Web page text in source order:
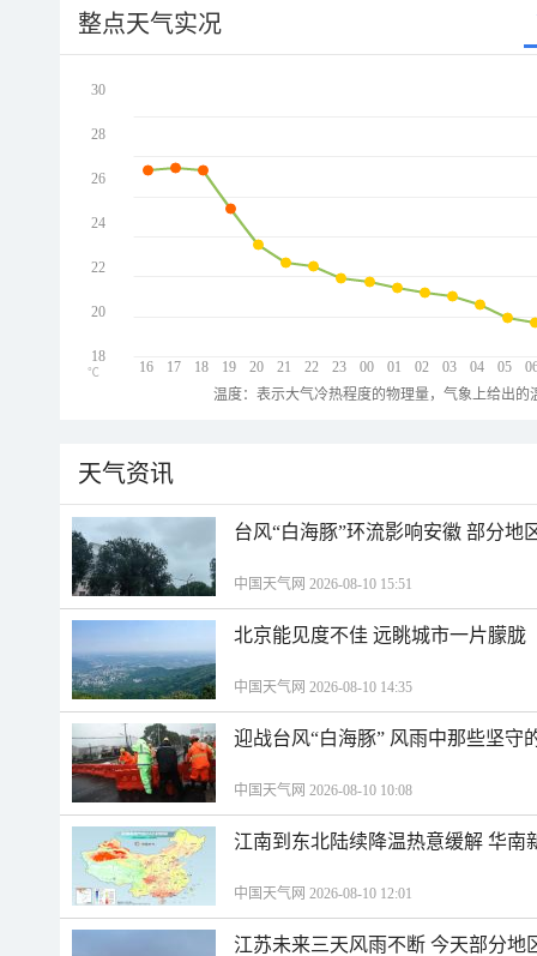
整点天气实况
16 17 18 19 20 21 22 23 00 01 02 03 04 05
30
28
26
24
22
20
18
℃
温度：表示大气冷热程度的物理量，气象上给出
天气资讯
台风“白海豚”环流影响安徽 部分地
中国天气网 2026-08-10 15:51
北京能见度不佳 远眺城市一片朦胧
中国天气网 2026-08-10 14:35
迎战台风“白海豚” 风雨中那些坚守
中国天气网 2026-08-10 10:08
江南到东北陆续降温热意缓解 华南
中国天气网 2026-08-10 12:01
江苏未来三天风雨不断 今天部分地